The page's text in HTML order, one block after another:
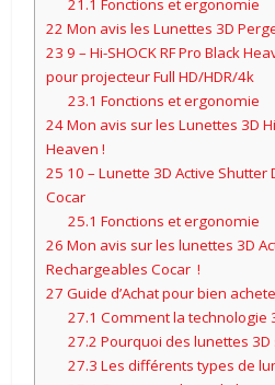
21.1 Fonctions et ergonomie
22 Mon avis les Lunettes 3D
23 9 – Hi-SHOCK RF Pro Black
pour projecteur Full HD/HDR/4k
23.1 Fonctions et ergonomie
24Mon avis sur les Lunettes 3D
Heaven !
25 10 – Lunette 3D Active Shutter
Cocar
25.1 Fonctions et ergonomie
26 Mon avis sur les lunettes 3D
Rechargeables Cocar !
27 Guide d’Achat pour bien
27.1 Comment la technologie
27.2 Pourquoi des lunettes
27.3 Les différents types de